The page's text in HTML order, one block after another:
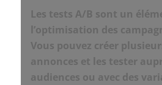
Les tests A/B sont un
l’optimisation des
Vous pouvez créer
annonces et les tester
audiences ou avec des